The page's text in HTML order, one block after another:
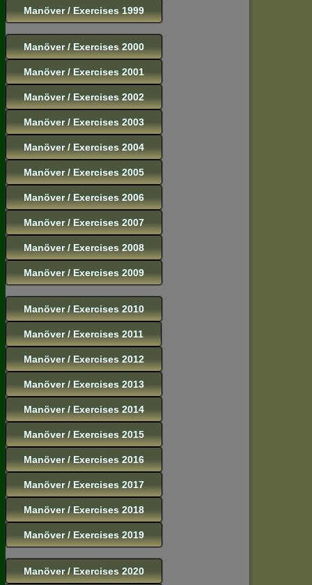
Manöver / Exercises 1999
Manöver / Exercises 2000
Manöver / Exercises 2001
Manöver / Exercises 2002
Manöver / Exercises 2003
Manöver / Exercises 2004
Manöver / Exercises 2005
Manöver / Exercises 2006
Manöver / Exercises 2007
Manöver / Exercises 2008
Manöver / Exercises 2009
Manöver / Exercises 2010
Manöver / Exercises 2011
Manöver / Exercises 2012
Manöver / Exercises 2013
Manöver / Exercises 2014
Manöver / Exercises 2015
Manöver / Exercises 2016
Manöver / Exercises 2017
Manöver / Exercises 2018
Manöver / Exercises 2019
Manöver / Exercises 2020